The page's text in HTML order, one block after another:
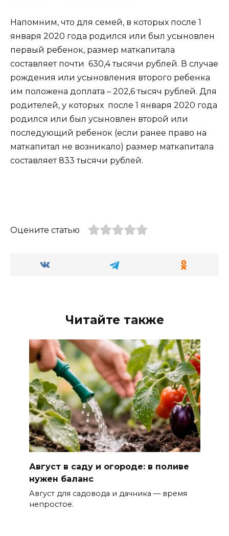
Напомним, что для семей, в которых после 1
января 2020 года родился или был усыновлен
первый ребенок, размер маткапитала
составляет почти 630,4 тысячи рублей. В случае
рождения или усыновления второго ребенка
им положена доплата – 202,6 тысяч рублей. Для
родителей, у которых после 1 января 2020 года
родился или был усыновлен второй или
последующий ребенок (если ранее право на
маткапитал не возникало) размер маткапитала
составляет 833 тысячи рублей.
Оцените статью
Читайте также
Август в саду и огороде: в поливе
нужен баланс
Август для садовода и дачника — время
непростое.